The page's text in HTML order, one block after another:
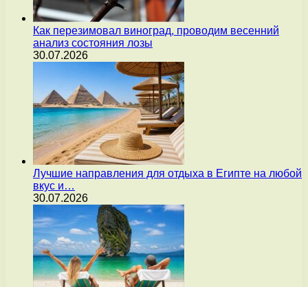
Как перезимовал виноград, проводим весенний
анализ состояния лозы
30.07.2026
Лучшие направления для отдыха в Египте на любой
вкус и…
30.07.2026